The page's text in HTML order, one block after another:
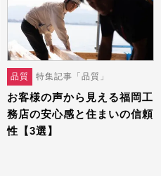
品質 特集記事「品質」
お客様の声から見える福岡工
務店の安心感と住まいの信頼
性【3選】